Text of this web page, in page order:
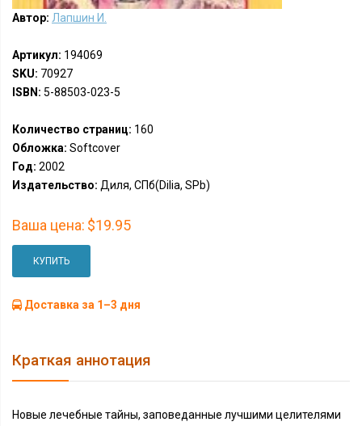
Автор: Лапшин И.
Артикул: 194069
SKU: 70927
ISBN: 5-88503-023-5
Количество страниц: 160
Обложка: Softcover
Год: 2002
Издательство: Диля, СПб(Dilia, SPb)
Ваша цена: $19.95
КУПИТЬ
Доставка за 1–3 дня
Краткая аннотация
Новые лечебные тайны, заповеданные лучшими целителями